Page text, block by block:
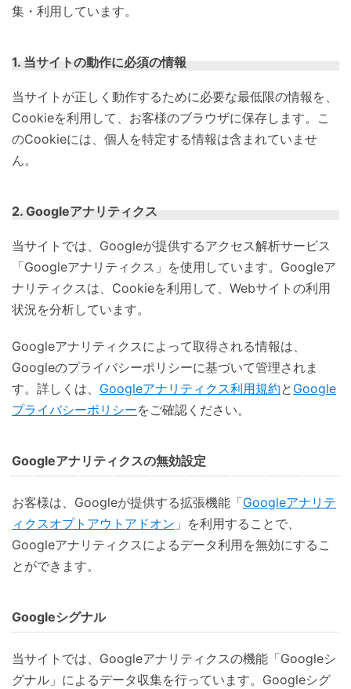
集・利用しています。
1. 当サイトの動作に必須の情報
当サイトが正しく動作するために必要な最低限の情報を、
Cookieを利用して、お客様のブラウザに保存します。こ
のCookieには、個人を特定する情報は含まれていませ
ん。
2. Googleアナリティクス
当サイトでは、Googleが提供するアクセス解析サービス
「Googleアナリティクス」を使用しています。Googleア
ナリティクスは、Cookieを利用して、Webサイトの利用
状況を分析しています。
Googleアナリティクスによって取得される情報は、
Googleのプライバシーポリシーに基づいて管理されま
す。詳しくは、 Googleアナリティクス利用規約と Google
プライバシーポリシーをご確認ください。
Googleアナリティクスの無効設定
お客様は、Googleが提供する拡張機能「Googleアナリテ
ィクスオプトアウトアドオン 」を利用することで、
Googleアナリティクスによるデータ利用を無効にするこ
とができます。
Googleシグナル
当サイトでは、Googleアナリティクスの機能「Googleシ
グナル」によるデータ収集を行っています。Googleシグ